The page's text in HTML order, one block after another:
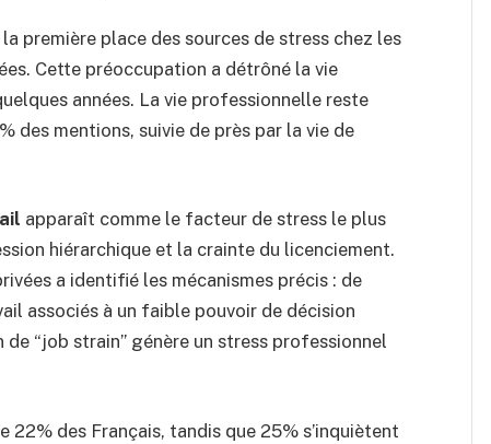
première place des sources de stress chez les
Cette préoccupation a détrôné la vie
années. La vie professionnelle reste
des mentions, suivie de près par la vie de
apparaît comme le facteur de stress le plus
hiérarchique et la crainte du licenciement.
a identifié les mécanismes précis : de
associés à un faible pouvoir de décision
“job strain” génère un stress professionnel
des Français, tandis que 25% s’inquiètent